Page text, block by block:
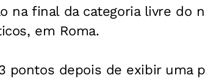
na final da categoria livre do
em Roma.
pontos depois de exibir uma